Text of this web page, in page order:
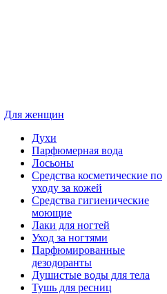
Для женщин
Духи
Парфюмерная вода
Лосьоны
Средства косметические по
уходу за кожей
Средства гигиенические
моющие
Лаки для ногтей
Уход за ногтями
Парфюмированные
дезодоранты
Душистые воды для тела
Тушь для ресниц